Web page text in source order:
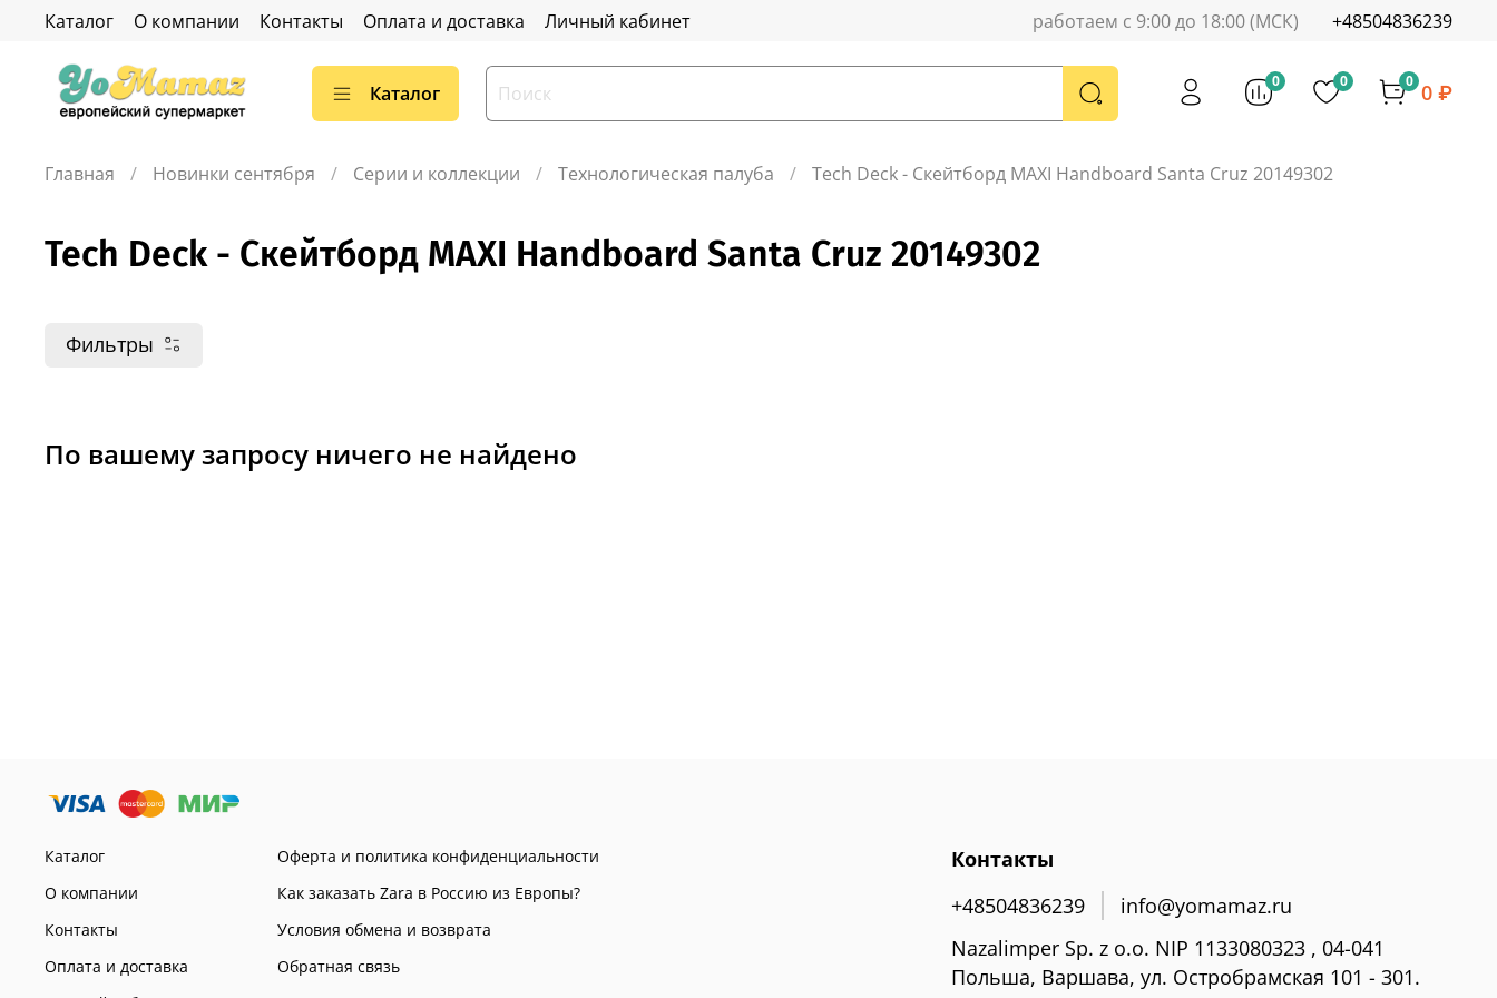
Каталог О компании Контакты Оплата и доставка Личный кабинет работаем с 9:00 до 18:00 (МСК) +48504836239
Каталог
0 0 0 0 ₽
Главная Новинки сентября Серии и коллекции Технологическая палуба Tech Deck - Скейтборд MAXI Handboard Santa Cruz 20149302
Tech Deck - Скейтборд MAXI Handboard Santa Cruz 20149302
Фильтры
По вашему запросу ничего не найдено
Каталог
О компании
Контакты
Оплата и доставка
Оферта и политика конфиденциальности
Как заказать Zara в Россию из Европы?
Условия обмена и возврата
Обратная связь
Контакты
+48504836239
info@yomamaz.ru
Nazalimper Sp. z o.o. NIP 1133080323 , 04-041
Польша, Варшава, ул. Остробрамская 101 - 301.